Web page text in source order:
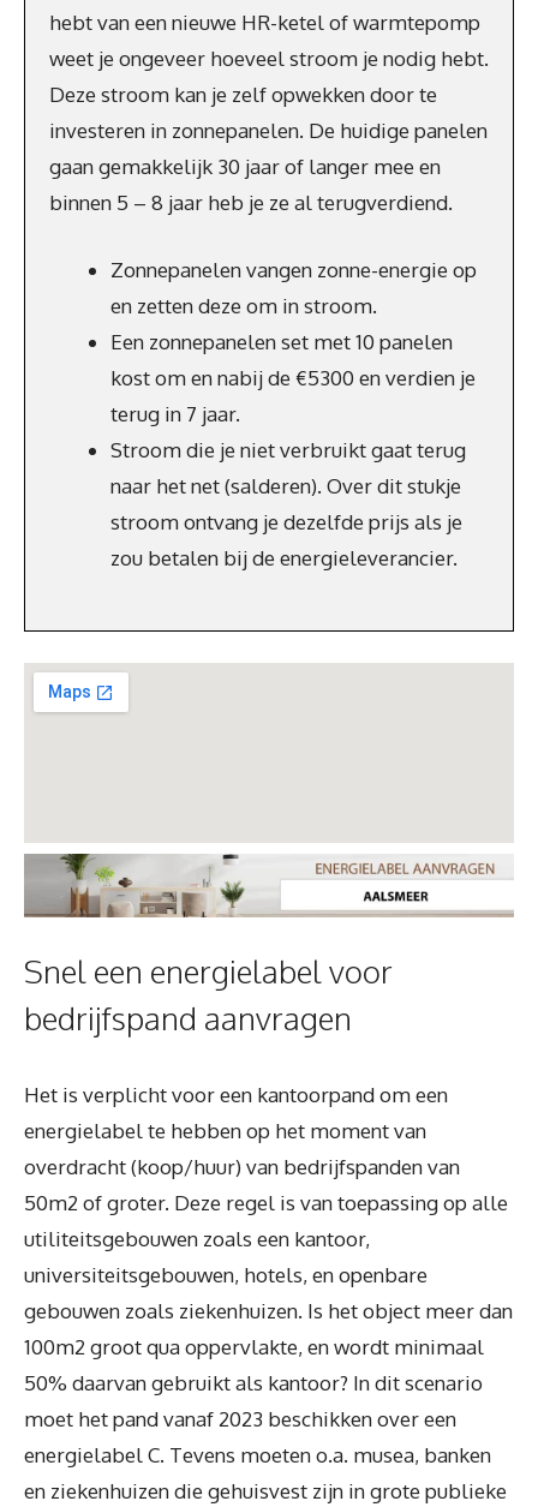
hebt van een nieuwe HR-ketel of warmtepomp
weet je ongeveer hoeveel stroom je nodig hebt.
Deze stroom kan je zelf opwekken door te
investeren in zonnepanelen. De huidige panelen
gaan gemakkelijk 30 jaar of langer mee en
binnen 5 – 8 jaar heb je ze al terugverdiend.
Zonnepanelen vangen zonne-energie op
en zetten deze om in stroom.
Een zonnepanelen set met 10 panelen
kost om en nabij de €5300 en verdien je
terug in 7 jaar.
Stroom die je niet verbruikt gaat terug
naar het net (salderen). Over dit stukje
stroom ontvang je dezelfde prijs als je
zou betalen bij de energieleverancier.
Snel een energielabel voor
bedrijfspand aanvragen
Het is verplicht voor een kantoorpand om een
energielabel te hebben op het moment van
overdracht (koop/huur) van bedrijfspanden van
50m2 of groter. Deze regel is van toepassing op alle
utiliteitsgebouwen zoals een kantoor,
universiteitsgebouwen, hotels, en openbare
gebouwen zoals ziekenhuizen. Is het object meer dan
100m2 groot qua oppervlakte, en wordt minimaal
50% daarvan gebruikt als kantoor? In dit scenario
moet het pand vanaf 2023 beschikken over een
energielabel C. Tevens moeten o.a. musea, banken
en ziekenhuizen die gehuisvest zijn in grote publieke